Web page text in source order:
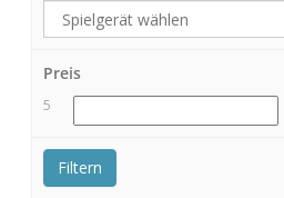
Preis
5
Filtern